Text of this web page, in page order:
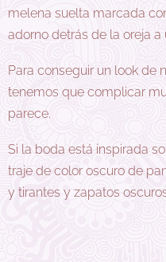
melena suelta marcada
adorno detrás de la oreja a
Para conseguir un look de
tenemos que complicar
parece.
Si la boda está inspirada
traje de color oscuro de
y tirantes y zapatos